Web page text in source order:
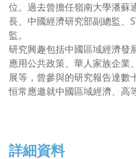
位。過去曾擔任嶺南大學潘蘇
長、中國經濟研究部副總監、
監。
研究興趣包括中國區域經濟發
應用公共政策、華人家族企業
展等，曾參與的研究報告達數
恒常應邀就中國區域經濟、高
詳細資料